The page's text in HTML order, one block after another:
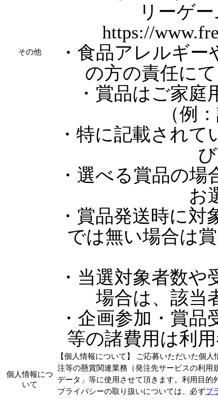
その他
リーゲ
https://
・食品アレルギ
の方の責任に
・賞品はご家
（例
・特に記載され
・選べる賞品の
お
・賞品発送時に
では無い場合は
・当選対象者数
場合は、該当
・企画参加・賞
等の諸費用は利
個人情報につ
いて
【個人情報について】 ご応募いただいた個
注等の懸賞関連業務（発注先サービスの利
データ」等に使用させて頂きます。利用目
プライバシーの取り扱いについては、必ずプ